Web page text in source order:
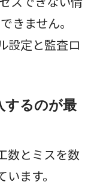
きません。
設定と監査ロ
するのが最
数とミスを数
ます。